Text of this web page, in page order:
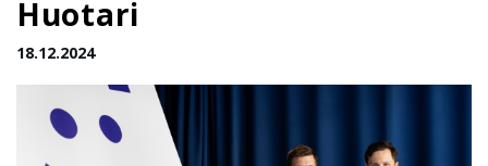
Huotari
18.12.2024